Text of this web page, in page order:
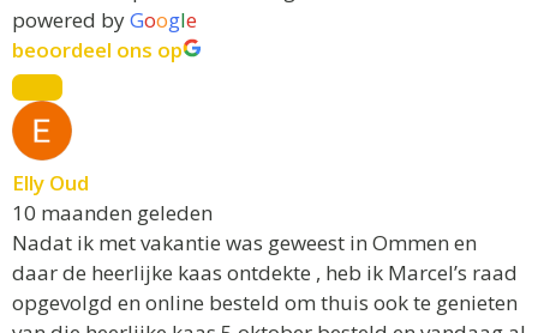
powered byGoogle
beoordeel ons op
Elly Oud
10 maanden geleden
Nadat ik met vakantie was geweest in Ommen en
daar de heerlijke kaas ontdekte , heb ik Marcel’s raad
opgevolgd en online besteld om thuis ook te genieten